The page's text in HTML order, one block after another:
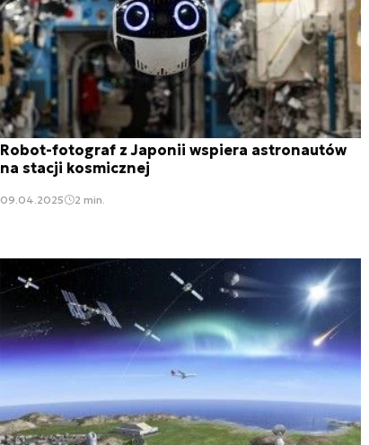
Robot-fotograf z Japonii wspiera astronautów
na stacji kosmicznej
09.04.2025 2 min.